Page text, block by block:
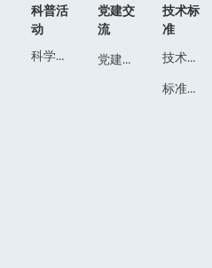
科学普及
科普活
动
党建交流
党建交
流
技术标准
标准文件
技术标
准